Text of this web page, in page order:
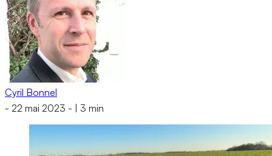
Cyril Bonnel
- 22 mai 2023 - 3 min